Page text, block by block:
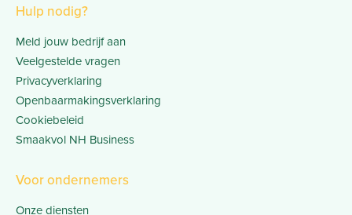
Hulp nodig?
Meld jouw bedrijf aan
Veelgestelde vragen
Privacyverklaring
Openbaarmakingsverklaring
Cookiebeleid
Smaakvol NH Business
Voor ondernemers
Onze diensten